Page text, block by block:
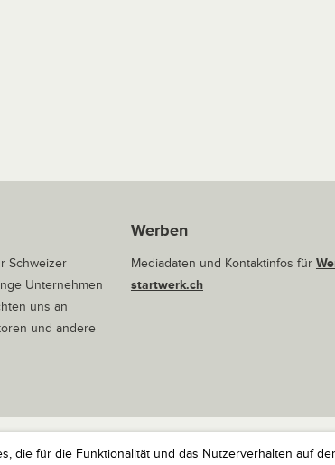
die für die Funktionalität und das Nutzerverhalten auf
Schweizer
Unternehmen
uns an
und andere
Werben
Mediadaten und Kontaktinfos für
startwerk.ch